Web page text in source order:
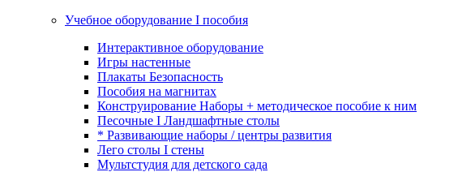
Учебное оборудование I пособия
Интерактивное оборудование
Игры настенные
Плакаты Безопасность
Пособия на магнитах
Конструирование Наборы + методическое пособие к ним
Песочные I Ландшафтные столы
* Развивающие наборы / центры развития
Лего столы I стены
Мультстудия для детского сада